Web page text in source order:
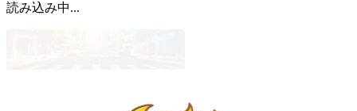
読み込み中...